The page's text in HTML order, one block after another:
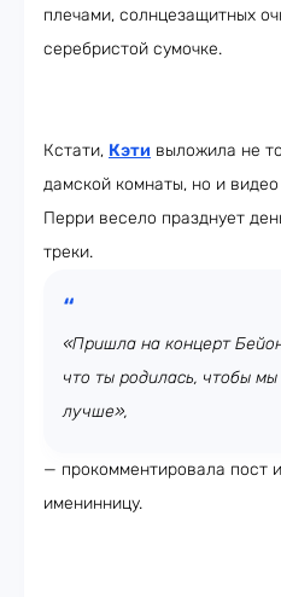
плечами, солнцезащитных
серебристой сумочке.
Кстати, Кэти выложила не
дамской комнаты, но и
Перри весело празднует
треки.
«Пришла на концерт
что ты родилась, чтобы мы
лучше»,
— прокомментировала пост
именинницу.